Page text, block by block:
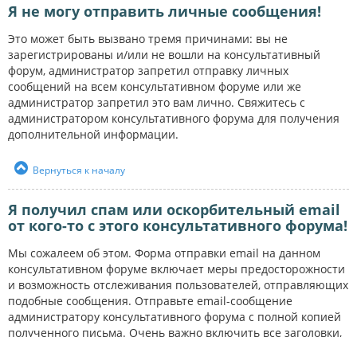
Я не могу отправить личные сообщения!
Это может быть вызвано тремя причинами: вы не
зарегистрированы и/или не вошли на консультативный
форум, администратор запретил отправку личных
сообщений на всем консультативном форуме или же
администратор запретил это вам лично. Свяжитесь с
администратором консультативного форума для получения
дополнительной информации.
Вернуться к началу
Я получил спам или оскорбительный email
от кого-то с этого консультативного форума!
Мы сожалеем об этом. Форма отправки email на данном
консультативном форуме включает меры предосторожности
и возможность отслеживания пользователей, отправляющих
подобные сообщения. Отправьте email-сообщение
администратору консультативного форума с полной копией
полученного письма. Очень важно включить все заголовки,